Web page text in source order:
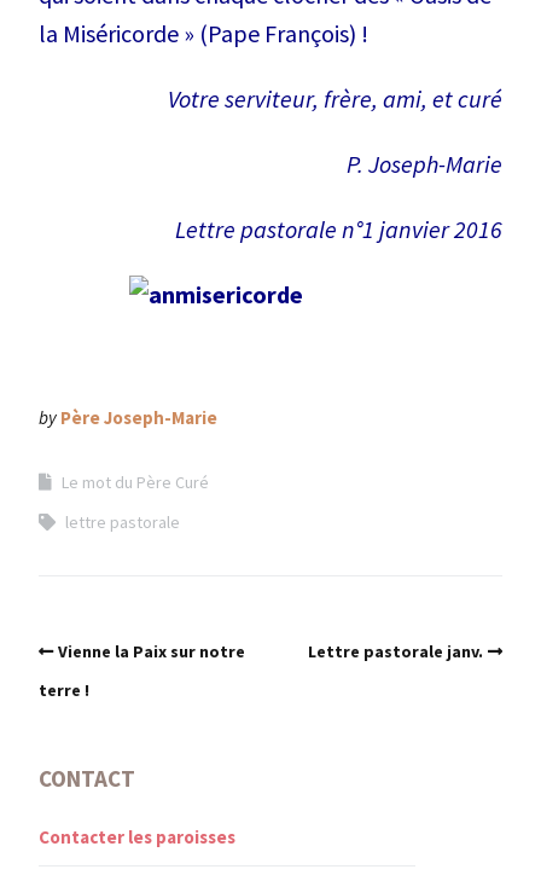
la Miséricorde » (Pape François) !
Votre serviteur, frère, ami, et curé
P. Joseph-Marie
Lettre pastorale n°1 janvier 2016
by Père Joseph-Marie
Le mot du Père Curé
lettre pastorale
Vienne la Paix sur notre
terre !
Lettre pastorale janv.
CONTACT
Contacter les paroisses